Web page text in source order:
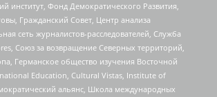
институт, Фонд Демократического Развития,
Гражданский Совет, Центр анализа
сеть журналистов-расследователей, Служба
Союз за возвращение Северных территорий,
Германское общество изучения Восточной
Education, Cultural Vistas, Institute of
альянс, Школа международных